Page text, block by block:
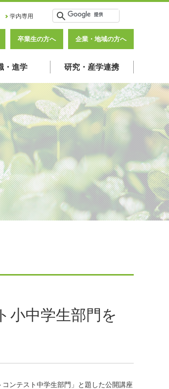
学内専用
卒業生の方へ 企業・地域の方へ
・進学 研究・産学連携
小中学生部門を
ンテスト中学生部門」と題した公開講座